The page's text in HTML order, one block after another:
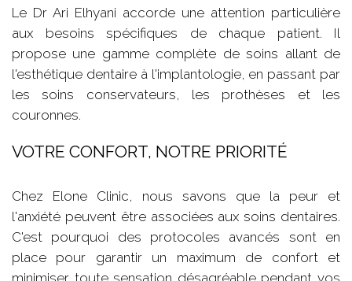
Le Dr Ari Elhyani accorde une attention particulière
aux besoins spécifiques de chaque patient. Il
propose une gamme complète de soins allant de
l'esthétique dentaire à l'implantologie, en passant par
les soins conservateurs, les prothèses et les
couronnes.
VOTRE CONFORT, NOTRE PRIORITÉ
Chez Elone Clinic, nous savons que la peur et
l'anxiété peuvent être associées aux soins dentaires.
C'est pourquoi des protocoles avancés sont en
place pour garantir un maximum de confort et
minimiser toute sensation désagréable pendant vos